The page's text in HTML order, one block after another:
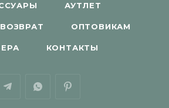
АУТЛЕТ
ОПТОВИКАМ
КОНТАКТЫ